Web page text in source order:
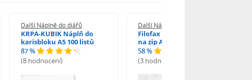
Další Náplně do diářů
KRPA-KUBIK Náplň do
karisbloku A5 100 listů
87 %
(8 hodnocení)
Další Náplně do diářů
Filofax Průhledná obálka
na zip A6
58 %
(3 hodnocení)